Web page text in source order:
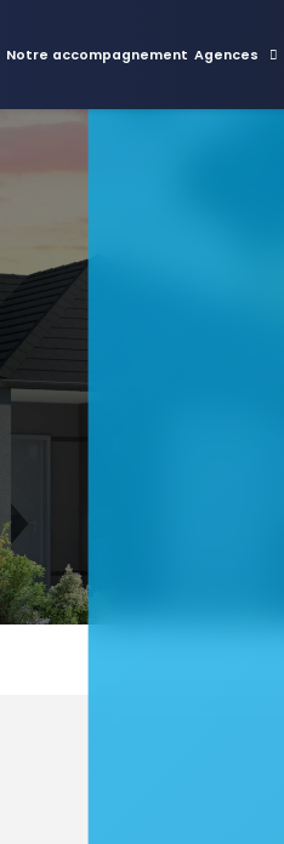
Notre accompagnement Agences